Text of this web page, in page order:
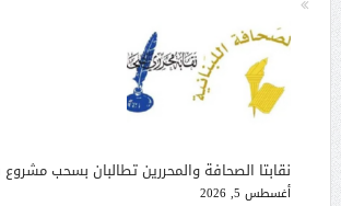
نقابتا الصحافة والمحررين تطالبان بسحب مشروع
أغسطس 5, 2026